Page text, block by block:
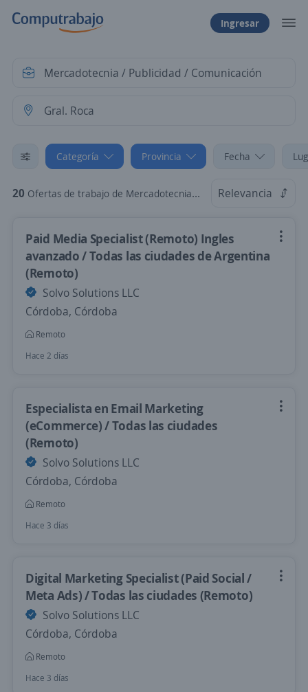
Ingresar
Categoría Provincia Fecha
20 Ofertas de trabajo de Mercadotecnia / Publicidad / Comunicación en Gral. Roca, Río Negro Relevancia
Paid Media Specialist (Remoto) Ingles
avanzado / Todas las ciudades de Argentina
(Remoto)
Solvo Solutions LLC
Córdoba, Córdoba
Remoto
Hace 2 días
Especialista en Email Marketing
(eCommerce) / Todas las ciudades
(Remoto)
Solvo Solutions LLC
Córdoba, Córdoba
Remoto
Hace 3 días
Digital Marketing Specialist (Paid Social /
Meta Ads) / Todas las ciudades (Remoto)
Solvo Solutions LLC
Córdoba, Córdoba
Remoto
Hace 3 días